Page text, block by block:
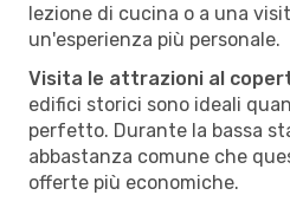
lezione di cucina o a una
un'esperienza più personale.
Visita le attrazioni al
edifici storici sono ideali
perfetto. Durante la bassa
abbastanza comune che
offerte più economiche.